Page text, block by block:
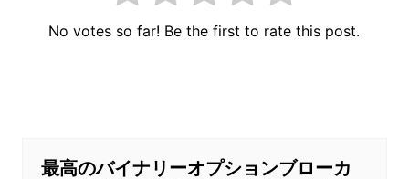
No votes so far! Be the first to rate this post.
ビ最高のバイナリーオプションブローカ